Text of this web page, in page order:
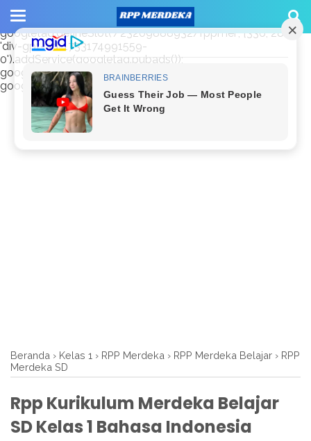
window.googletag = window.googletag || {cmd: []};
googletag.cmd.push(function() {
googletag.defineSlot('/23209888932/rppmer', [336, 280],
'div-gpt-ad-1733174991559-
0').addService(googletag.pubads());
googletag.pubads().enableSingleRequest();
googletag.enableServices(); });
Beranda › Kelas 1 › RPP Merdeka › RPP Merdeka Belajar › RPP
Merdeka SD
Rpp Kurikulum Merdeka Belajar
SD Kelas 1 Bahasa Indonesia